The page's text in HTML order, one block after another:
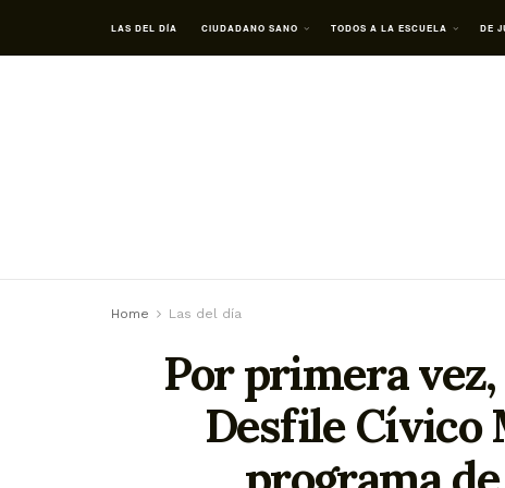
LAS DEL DÍA CIUDADANO SANO TODOS A LA ESCUELA DE
Home Las del día
Por primera
Desfile Cívico